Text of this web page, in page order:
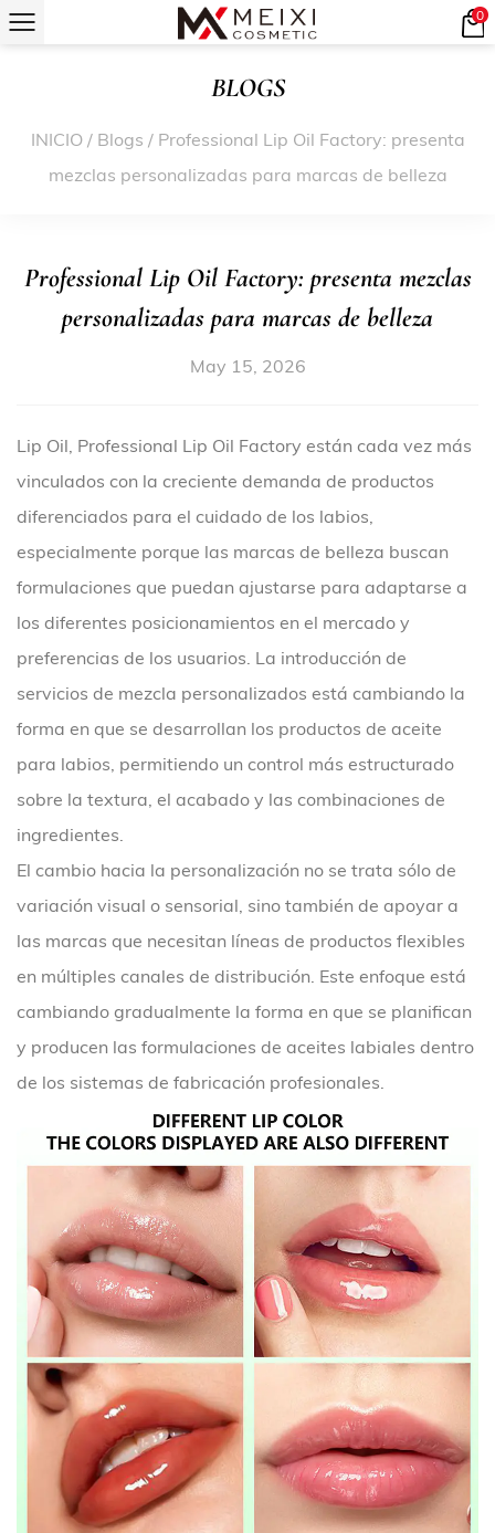
0
BLOGS
INICIO/ Blogs / Professional Lip Oil Factory: presenta
mezclas personalizadas para marcas de belleza
Professional Lip Oil Factory: presenta mezclas
personalizadas para marcas de belleza
May 15, 2026
Lip Oil, Professional Lip Oil Factory están cada vez más
vinculados con la creciente demanda de productos
diferenciados para el cuidado de los labios,
especialmente porque las marcas de belleza buscan
formulaciones que puedan ajustarse para adaptarse a
los diferentes posicionamientos en el mercado y
preferencias de los usuarios. La introducción de
servicios de mezcla personalizados está cambiando la
forma en que se desarrollan los productos de aceite
para labios, permitiendo un control más estructurado
sobre la textura, el acabado y las combinaciones de
ingredientes.
El cambio hacia la personalización no se trata sólo de
variación visual o sensorial, sino también de apoyar a
las marcas que necesitan líneas de productos flexibles
en múltiples canales de distribución. Este enfoque está
cambiando gradualmente la forma en que se planifican
y producen las formulaciones de aceites labiales dentro
de los sistemas de fabricación profesionales.